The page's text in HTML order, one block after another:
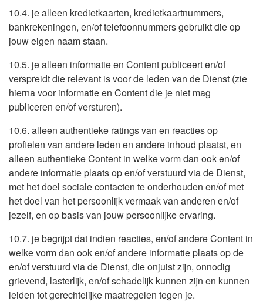
10.4. je alleen kredietkaarten, kredietkaartnummers,
bankrekeningen, en/of telefoonnummers gebruikt die op
jouw eigen naam staan.
10.5. je alleen informatie en Content publiceert en/of
verspreidt die relevant is voor de leden van de Dienst (zie
hierna voor informatie en Content die je niet mag
publiceren en/of versturen).
10.6. alleen authentieke ratings van en reacties op
profielen van andere leden en andere inhoud plaatst, en
alleen authentieke Content in welke vorm dan ook en/of
andere informatie plaats op en/of verstuurd via de Dienst,
met het doel sociale contacten te onderhouden en/of met
het doel van het persoonlijk vermaak van anderen en/of
jezelf, en op basis van jouw persoonlijke ervaring.
10.7. je begrijpt dat indien reacties, en/of andere Content in
welke vorm dan ook en/of andere informatie plaats op de
en/of verstuurd via de Dienst, die onjuist zijn, onnodig
grievend, lasterlijk, en/of schadelijk kunnen zijn en kunnen
leiden tot gerechtelijke maatregelen tegen je.